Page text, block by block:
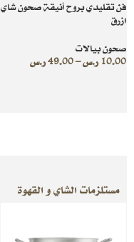
فن تقليدي بروح أنيقة صحون شاي
ازرق
صحون بيالات
10.00 ر.س–
49.00ر.س
مستلزمات الشاي و القهوة